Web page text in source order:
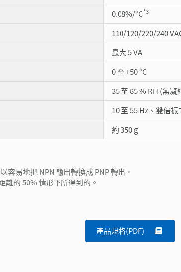
0.08%/°C*3
110/120/220/240
最大 5 VA
0 至 +50 °C
35 至 85 % RH (無凝
10 至 55 Hz、雙倍
約 350 g
容易地把 NPN 輸出轉換成 PNP 轉出。
的 50% 情形下所得到的。
產品規格(PDF)